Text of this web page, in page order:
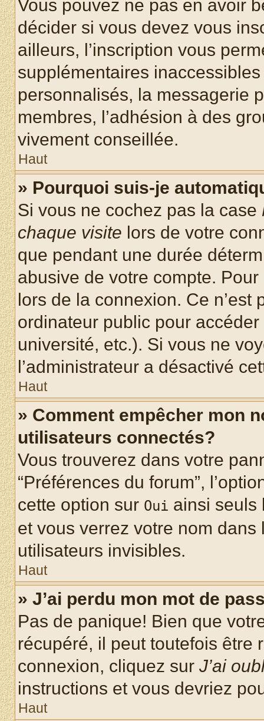
Vous pouvez ne pas en avoir
décider si vous devez vous
ailleurs, l’inscription vous
supplémentaires
personnalisés, la messagerie
membres, l’adhésion à des
vivement conseillée.
Haut
» Pourquoi suis-je
Si vous ne cochez pas la case
chaque visite lors de votre
que pendant une durée
abusive de votre compte.
lors de la connexion. Ce
ordinateur public pour
université, etc.). Si vous ne
l’administrateur a désactivé
Haut
» Comment empêcher mon
utilisateurs connectés?
Vous trouverez dans votre
“Préférences du forum”,
cette option sur Oui ainsi seuls
et vous verrez votre nom
utilisateurs invisibles.
Haut
» J’ai perdu mon mot de
Pas de panique! Bien que
récupéré, il peut toutefois être
connexion, cliquez sur J’ai
instructions et vous devriez
Haut